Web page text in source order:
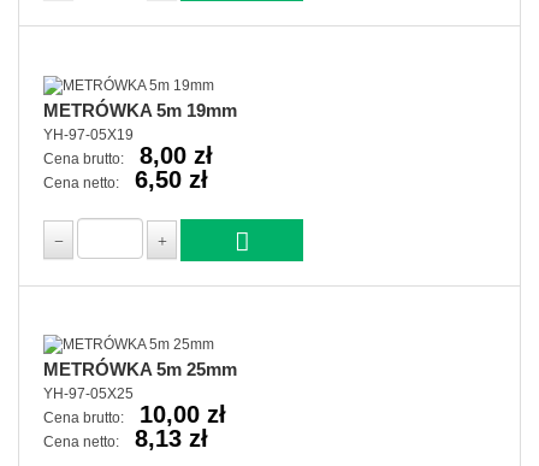
METRÓWKA 5m 19mm
YH-97-05X19
Cena brutto:
8,00 zł
Cena netto: 6,50 zł
METRÓWKA 5m 25mm
YH-97-05X25
Cena brutto:
10,00 zł
Cena netto: 8,13 zł